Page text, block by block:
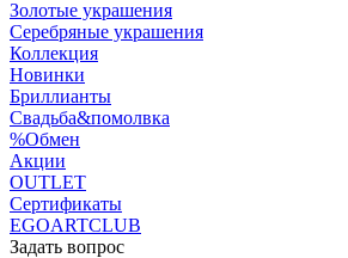
Золотые украшения
Серебряные украшения
Коллекция
Новинки
Бриллианты
Свадьба&помолвка
%Обмен
Акции
OUTLET
Сертификаты
EGOARTCLUB
Задать вопрос